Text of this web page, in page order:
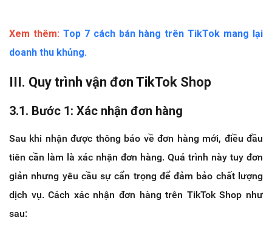
Xem thêm: Top 7 cách bán hàng trên TikTok mang lại
doanh thu khủng.
III. Quy trình vận đơn TikTok Shop
3.1. Bước 1: Xác nhận đơn hàng
Sau khi nhận được thông báo về đơn hàng mới, điều đầu
tiên cần làm là xác nhận đơn hàng. Quá trình này tuy đơn
giản nhưng yêu cầu sự cẩn trọng để đảm bảo chất lượng
dịch vụ. Cách xác nhận đơn hàng trên TikTok Shop như
sau: